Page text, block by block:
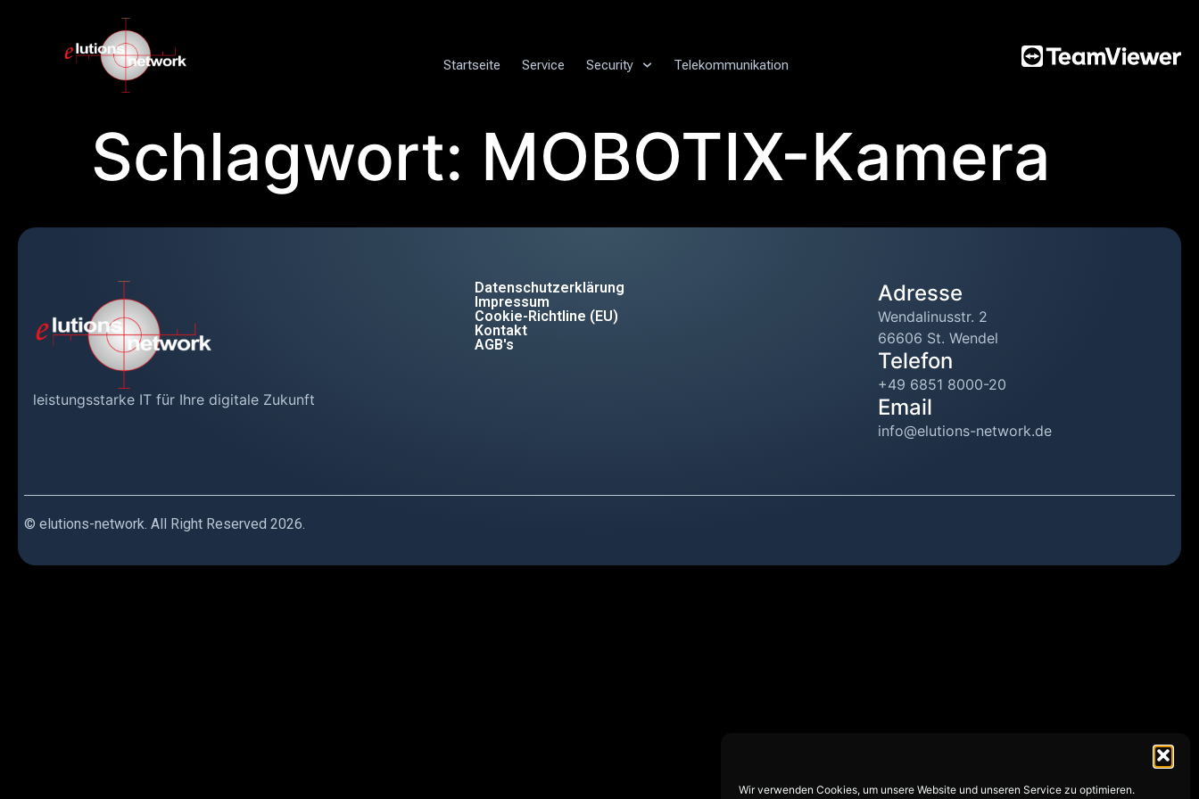
Wir verwenden Cookies, um unsere Website und unseren Service zu optimieren.
Startseite Service Security Telekommunikation
Schlagwort: MOBOTIX-Kamera
leistungsstarke IT für Ihre digitale Zukunft
Datenschutzerklärung
Impressum
Cookie-Richtline (EU)
Kontakt
AGB's
Adresse
Wendalinusstr. 2
66606 St. Wendel
Telefon
+49 6851 8000-20
Email
info@elutions-network.de
© elutions-network. All Right Reserved 2026.